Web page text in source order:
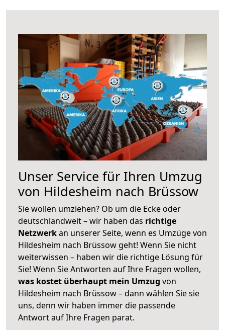
Unser Service für Ihren Umzug
von Hildesheim nach Brüssow
Sie wollen umziehen? Ob um die Ecke oder
deutschlandweit – wir haben das richtige
Netzwerkan unserer Seite, wenn es Umzüge von
Hildesheim nach Brüssow geht! Wenn Sie nicht
weiterwissen – haben wir die richtige Lösung für
Sie! Wenn Sie Antworten auf Ihre Fragen wollen,
was kostet überhaupt mein Umzug von
Hildesheim nach Brüssow – dann wählen Sie sie
uns, denn wir haben immer die passende
Antwort auf Ihre Fragen parat.